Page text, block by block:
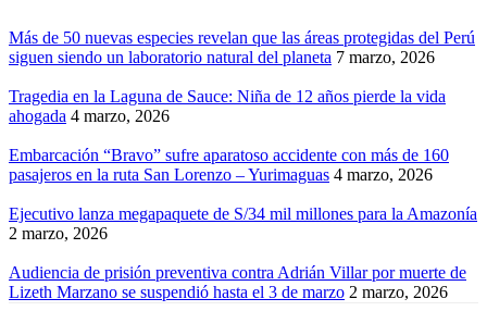
Más de 50 nuevas especies revelan que las áreas protegidas del Perú
siguen siendo un laboratorio natural del planeta 7 marzo, 2026
Tragedia en la Laguna de Sauce: Niña de 12 años pierde la vida
ahogada 4 marzo, 2026
Embarcación “Bravo” sufre aparatoso accidente con más de 160
pasajeros en la ruta San Lorenzo – Yurimaguas 4 marzo, 2026
Ejecutivo lanza megapaquete de S/34 mil millones para la Amazonía
2 marzo, 2026
Audiencia de prisión preventiva contra Adrián Villar por muerte de
Lizeth Marzano se suspendió hasta el 3 de marzo 2 marzo, 2026